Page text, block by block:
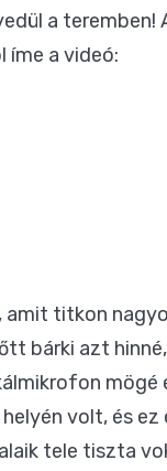
a
íme a videó:
titkon
bárki azt
mögé
volt, és
tele tiszta